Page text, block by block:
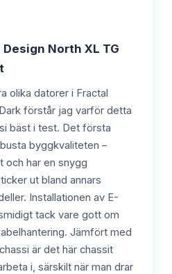
North XL TG
olika datorer i Fractal
förstår jag varför detta
bäst i test. Det första
byggkvaliteten –
och har en snygg
ut bland annars
Installationen av E-
tack vare gott om
Jämfört med
är det här chassit
i, särskilt när man drar